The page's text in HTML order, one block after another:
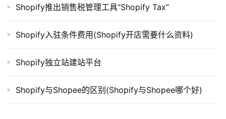
Shopify推出销售税管理工具“Shopify Tax”
Shopify入驻条件费用(Shopify开店需要什么资料)
Shopify独立站建站平台
Shopify与Shopee的区别(Shopify与Shopee哪个好)